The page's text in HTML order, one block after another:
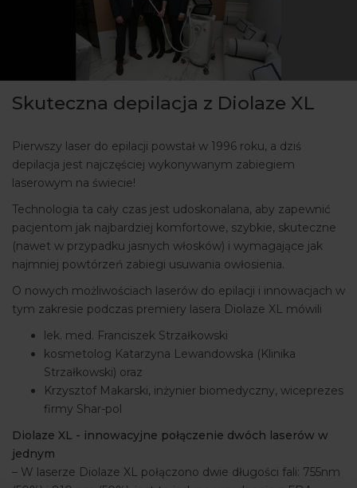
VIDEO
PODCAST
MAGAZYN
O NAS
ARTYKUŁY
WYDARZENIA
Skuteczna depilacja z Diolaze XL
Pierwszy laser do epilacji powstał w 1996 roku, a dziś
depilacja jest najczęściej wykonywanym zabiegiem
laserowym na świecie!
Technologia ta cały czas jest udoskonalana, aby zapewnić
pacjentom jak najbardziej komfortowe, szybkie, skuteczne
(nawet w przypadku jasnych włosków) i wymagające jak
najmniej powtórzeń zabiegi usuwania owłosienia.
O nowych możliwościach laserów do epilacji i innowacjach w
tym zakresie podczas premiery lasera Diolaze XL mówili
lek. med. Franciszek Strzałkowski
kosmetolog Katarzyna Lewandowska (Klinika
Strzałkowski) oraz
Krzysztof Makarski, inżynier biomedyczny, wiceprezes
firmy Shar-pol
Diolaze XL - innowacyjne połączenie dwóch laserów w
jednym
– W laserze Diolaze XL połączono dwie długości fali: 755nm